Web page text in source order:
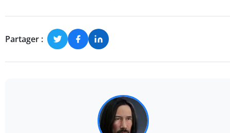
Partager :